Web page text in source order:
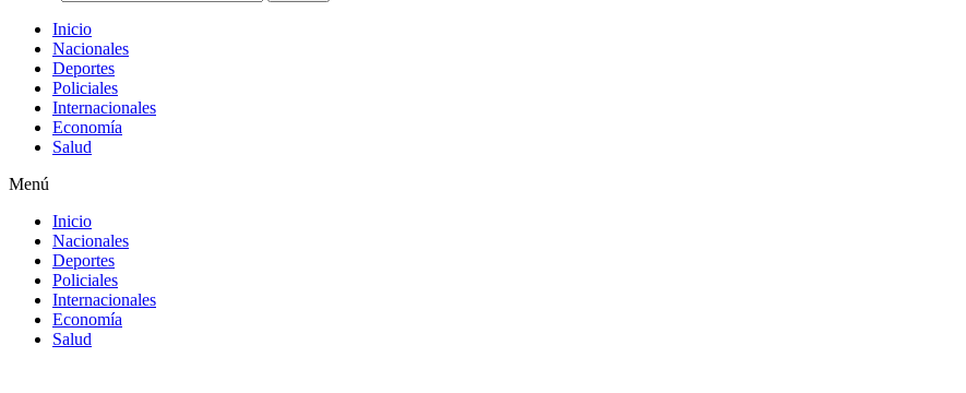
Inicio
Nacionales
Deportes
Policiales
Internacionales
Economía
Salud
Menú
Inicio
Nacionales
Deportes
Policiales
Internacionales
Economía
Salud